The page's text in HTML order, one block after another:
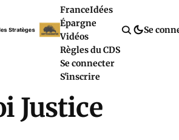
FranceIdées
Épargne
Vidéos
Règles du CDS
Se connecter
S'inscrire
Se
Justice